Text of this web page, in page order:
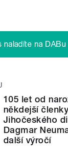
naladíte na DABu
105 let od
někdejší
Jihočeského
Dagmar
další výročí